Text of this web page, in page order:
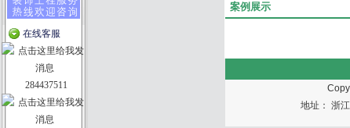
在线客服
284437511
案例展示
地址： 浙